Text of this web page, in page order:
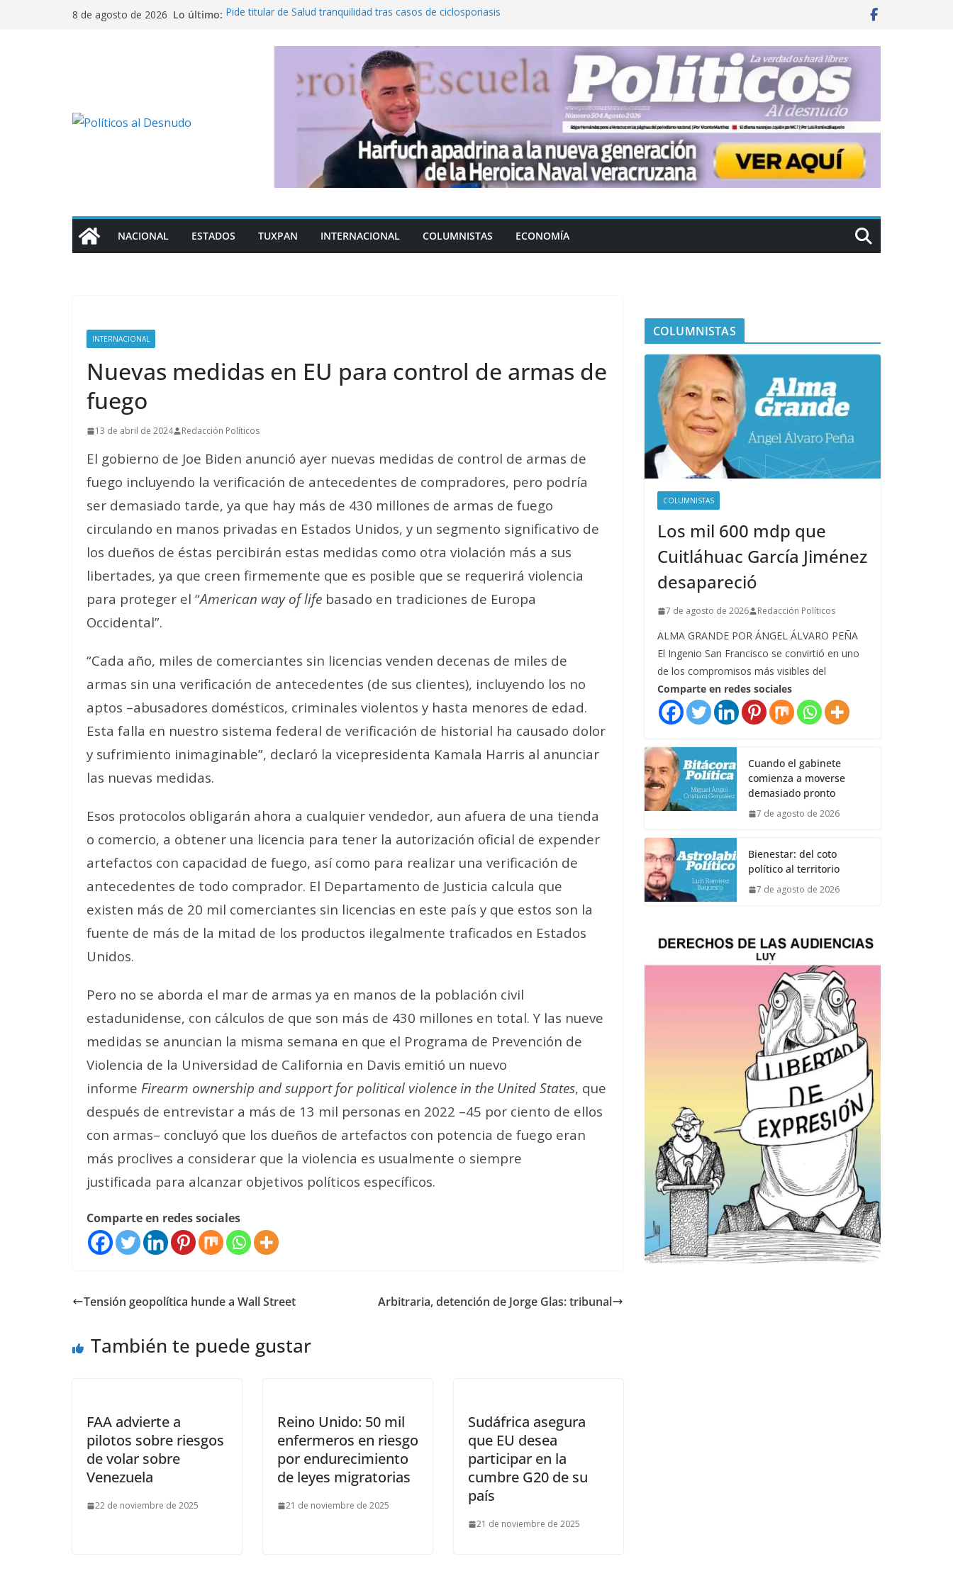
8 de agosto de 2026 Lo último: Pide titular de Salud tranquilidad tras casos de ciclosporiasis
¡Truena Ramírez Zepeta contra diputado del PT! Lo acusa de
“traicionar” a la 4T
De la Espriella toma el poder en Colombia y promete una
guerra sin tregua contra el narcoterrorismo
Fujimori celebra restablecimiento de vínculos con México:
“Somos países hermanos”
NACIONAL ESTADOS TUXPAN INTERNACIONAL COLUMNISTAS ECONOMÍA
INTERNACIONAL
Nuevas medidas en EU para control de armas de
fuego
13 de abril de 2024 Redacción Políticos
El gobierno de Joe Biden anunció ayer nuevas medidas de control de armas de
fuego incluyendo la verificación de antecedentes de compradores, pero podría
ser demasiado tarde, ya que hay más de 430 millones de armas de fuego
circulando en manos privadas en Estados Unidos, y un segmento significativo de
los dueños de éstas percibirán estas medidas como otra violación más a sus
libertades, ya que creen firmemente que es posible que se requerirá violencia
para proteger el “American way of life basado en tradiciones de Europa
Occidental”.
“Cada año, miles de comerciantes sin licencias venden decenas de miles de
armas sin una verificación de antecedentes (de sus clientes), incluyendo los no
aptos –abusadores domésticos, criminales violentos y hasta menores de edad.
Esta falla en nuestro sistema federal de verificación de historial ha causado dolor
y sufrimiento inimaginable”, declaró la vicepresidenta Kamala Harris al anunciar
las nuevas medidas.
Esos protocolos obligarán ahora a cualquier vendedor, aun afuera de una tienda
o comercio, a obtener una licencia para tener la autorización oficial de expender
artefactos con capacidad de fuego, así como para realizar una verificación de
antecedentes de todo comprador. El Departamento de Justicia calcula que
existen más de 20 mil comerciantes sin licencias en este país y que estos son la
fuente de más de la mitad de los productos ilegalmente traficados en Estados
Unidos.
Pero no se aborda el mar de armas ya en manos de la población civil
estadunidense, con cálculos de que son más de 430 millones en total. Y las nueve
medidas se anuncian la misma semana en que el Programa de Prevención de
Violencia de la Universidad de California en Davis emitió un nuevo
informe Firearm ownership and support for political violence in the United States, que
después de entrevistar a más de 13 mil personas en 2022 –45 por ciento de ellos
con armas– concluyó que los dueños de artefactos con potencia de fuego eran
más proclives a considerar que la violencia es usualmente o siempre
justificada para alcanzar objetivos políticos específicos.
Comparte en redes sociales
Tensión geopolítica hunde a Wall Street Arbitraria, detención de Jorge Glas: tribunal
También te puede gustar
FAA advierte a
pilotos sobre riesgos
de volar sobre
Venezuela
22 de noviembre de 2025
Reino Unido: 50 mil
enfermeros en riesgo
por endurecimiento
de leyes migratorias
21 de noviembre de 2025
Sudáfrica asegura
que EU desea
participar en la
cumbre G20 de su
país
21 de noviembre de 2025
COLUMNISTAS
COLUMNISTAS
Los mil 600 mdp que
Cuitláhuac García Jiménez
desapareció
7 de agosto de 2026 Redacción Políticos
ALMA GRANDE POR ÁNGEL ÁLVARO PEÑA
El Ingenio San Francisco se convirtió en uno
de los compromisos más visibles del
Comparte en redes sociales
Cuando el gabinete
comienza a moverse
demasiado pronto
7 de agosto de 2026
Bienestar: del coto
político al territorio
7 de agosto de 2026